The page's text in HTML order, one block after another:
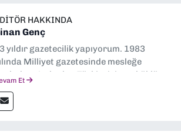
HAKKINDA
Genç
yıldır gazetecilik yapıyorum. 1983
Milliyet gazetesinde mesleğe
Ardından Türkiye’nin en köklü
muhabir, editör, müdür yardımcısı ve spor
olarak görev yaptım. Ayrıca Yeni
Et